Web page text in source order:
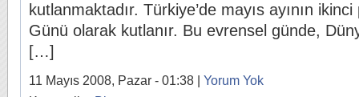
kutlanmaktadır. Türkiye’de mayıs ayının
Günü olarak kutlanır. Bu evrensel günde,
[…]
11 Mayıs 2008, Pazar - 01:38 | Yorum Yok